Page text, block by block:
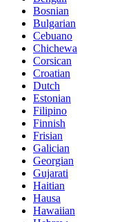
Bosnian
Bulgarian
Cebuano
Chichewa
Corsican
Croatian
Dutch
Estonian
Filipino
Finnish
Frisian
Galician
Georgian
Gujarati
Haitian
Hausa
Hawaiian